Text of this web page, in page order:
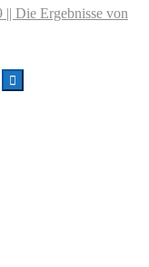
Die Ergebnisse von